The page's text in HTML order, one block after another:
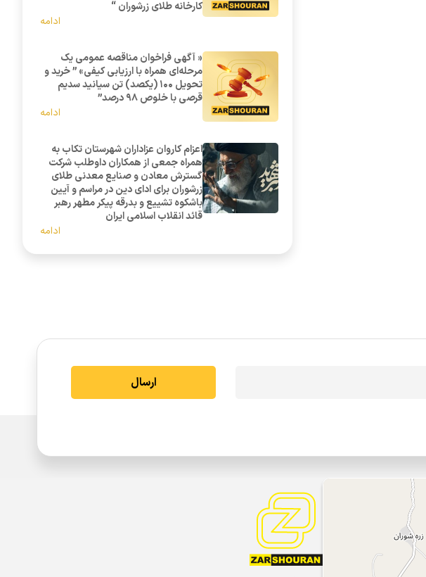
کارخانه طلای زرشوران “
ادامه
« آگهی فراخوان مناقصه عمومی یک
مرحله‌ای همراه با ارزیابی کیفی» ” خرید و
تحویل 100 (یکصد) تن سیانید سدیم
قرصی با خلوص 98 درصد”
ادامه
اعزام کاروان عزاداران شهرستان تکاب به
همراه جمعی از همکاران داوطلب شرکت
گسترش معادن و صنایع معدنی طلای
زرشوران برای ادای دین در مراسم و آیین
باشکوه تشییع و بدرقه پیکر مطهر رهبر
قائد انقلاب اسلامی ایران
ادامه
ارسال